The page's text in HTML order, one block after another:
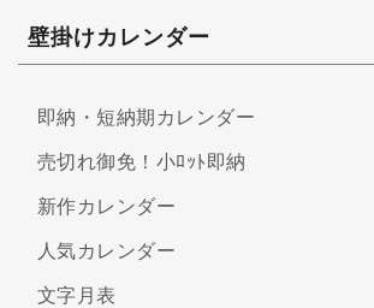
壁掛けカレンダー
即納・短納期カレンダー
売切れ御免！小ﾛｯﾄ即納
新作カレンダー
人気カレンダー
文字月表